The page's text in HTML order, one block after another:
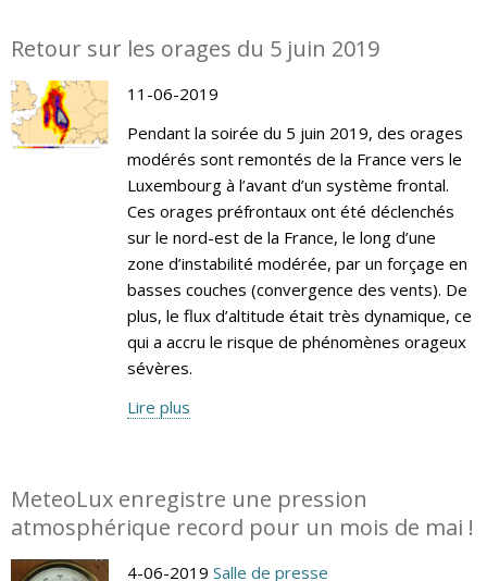
Retour sur les orages du 5 juin 2019
11-06-2019
Pendant la soirée du 5 juin 2019, des orages
modérés sont remontés de la France vers le
Luxembourg à l’avant d’un système frontal.
Ces orages préfrontaux ont été déclenchés
sur le nord-est de la France, le long d’une
zone d’instabilité modérée, par un forçage en
basses couches (convergence des vents). De
plus, le flux d’altitude était très dynamique, ce
qui a accru le risque de phénomènes orageux
sévères.
Lire plus
MeteoLux enregistre une pression
atmosphérique record pour un mois de mai !
4-06-2019 Salle de presse